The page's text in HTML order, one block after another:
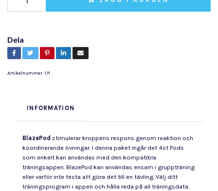
Dela
Artikelnummer: 171
INFORMATION
BlazePod stimulerar kroppens respons genom reaktion och
koordinerande övningar. I denna paket ingår det 4st Pods
som enkelt kan användas med den kompatibla
träningsappen. BlazePod kan användas ensam i gruppträning
eller varför inte testa att göra det till en tävling. Välj ditt
träningsprogram i appen och hålla reda på all träningsdata.